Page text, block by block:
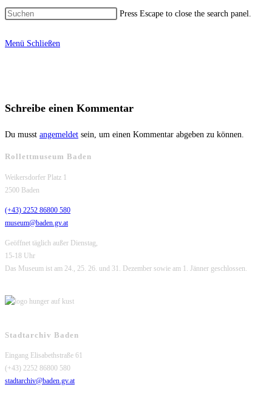
Press Escape to close the search panel.
Menü Schließen
Schreibe einen Kommentar
Du musst angemeldet sein, um einen Kommentar abgeben zu können.
Rollettmuseum Baden
Weikersdorfer Platz 1
2500 Baden
(+43) 2252 86800 580
museum@baden.gv.at
Geöffnet täglich außer Dienstag,
15-18 Uhr
Das Museum ist am 24., 25. 26. und 31. Dezember sowie am 1. Jänner geschlossen.
Stadtarchiv Baden
Eingang Elisabethstraße 61
(+43) 2252 86800 580
stadtarchiv@baden.gv.at